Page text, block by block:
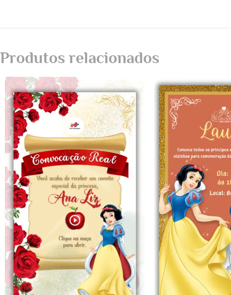
Produtos relacionados